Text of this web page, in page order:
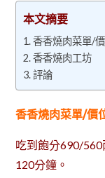
本文摘要
香香燒肉菜單/
香香燒肉工坊
評論
香香燒肉菜單/價
吃到飽分690/
120分鐘。